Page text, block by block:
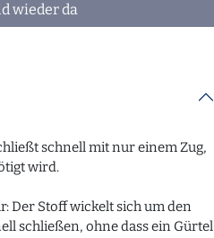
wieder da
schnell mit nur einem Zug,
wird.
Der Stoff wickelt sich um den
schließen, ohne dass ein Gürtel